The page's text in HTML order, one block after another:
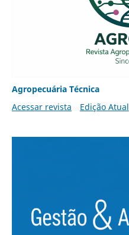
Agropecuária Técnica
Acessar revista
Edição Atual